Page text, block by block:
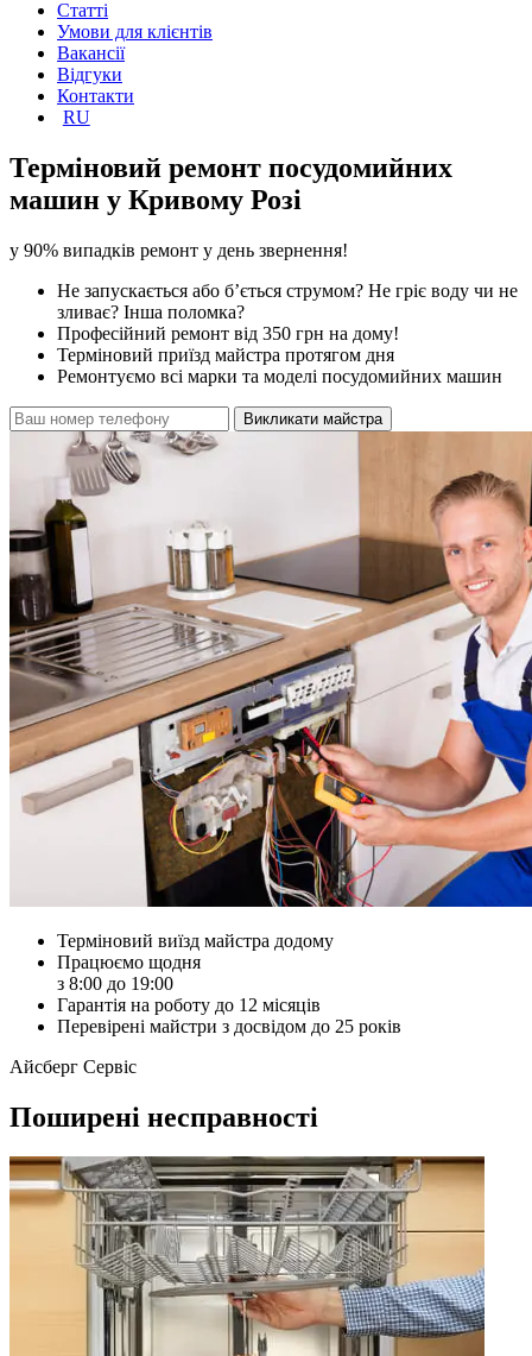
Статті
Умови для клієнтів
Вакансії
Відгуки
Контакти
RU
Терміновий ремонт посудомийних
машин у Кривому Розі
у 90% випадків ремонт у день звернення!
Не запускається або б’ється струмом? Не гріє воду чи не
зливає? Інша поломка?
Професійний ремонт від 350 грн на дому!
Терміновий приїзд майстра протягом дня
Ремонтуємо всі марки та моделі посудомийних машин
Викликати майстра
Терміновий виїзд майстра додому
Працюємо щодня
з 8:00 до 19:00
Гарантія на роботу до 12 місяців
Перевірені майстри з досвідом до 25 років
Айсберг Сервіс
Поширені несправності